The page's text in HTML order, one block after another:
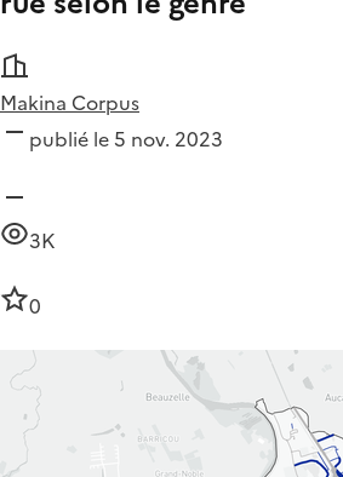
Makina Corpus
publié le 5 nov. 2023
3K
0